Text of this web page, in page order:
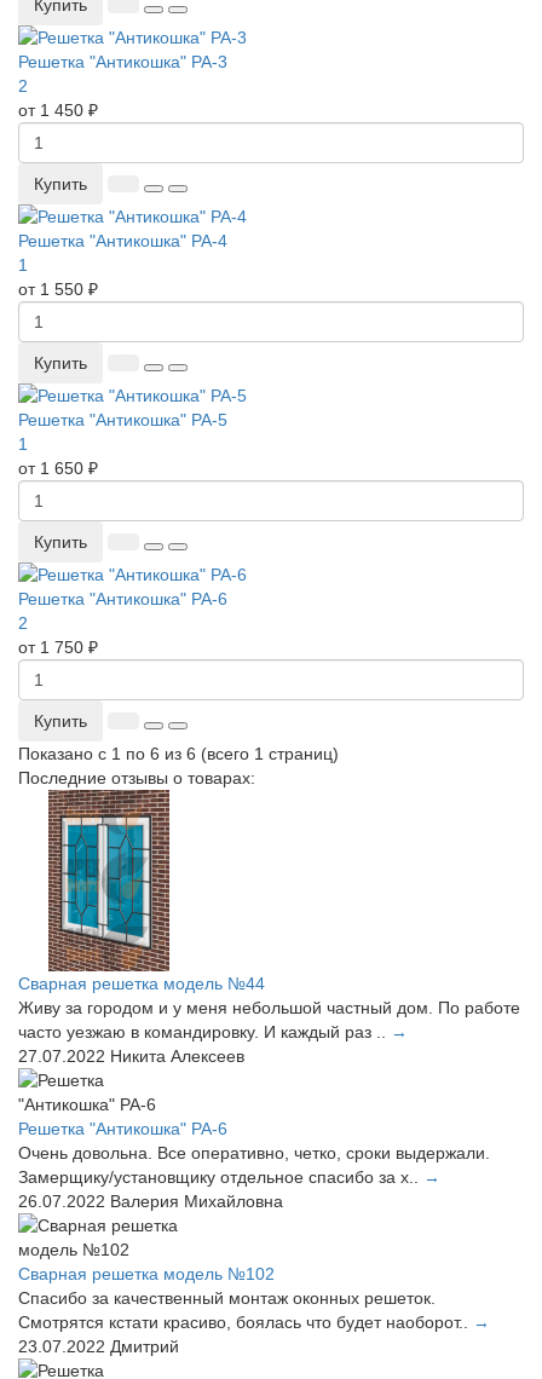
Купить
Решетка "Антикошка" РА-3
2
от 1 450 ₽
Купить
Решетка "Антикошка" РА-4
1
от 1 550 ₽
Купить
Решетка "Антикошка" РА-5
1
от 1 650 ₽
Купить
Решетка "Антикошка" РА-6
2
от 1 750 ₽
Купить
Показано с 1 по 6 из 6 (всего 1 страниц)
Последние отзывы о товарах:
Сварная решетка модель №44
Живу за городом и у меня небольшой частный дом. По работе
часто уезжаю в командировку. И каждый раз ..
→
27.07.2022 Никита Алексеев
Решетка "Антикошка" РА-6
Очень довольна. Все оперативно, четко, сроки выдержали.
Замерщику/установщику отдельное спасибо за х..
→
26.07.2022 Валерия Михайловна
Сварная решетка модель №102
Спасибо за качественный монтаж оконных решеток.
Смотрятся кстати красиво, боялась что будет наоборот..
→
23.07.2022 Дмитрий